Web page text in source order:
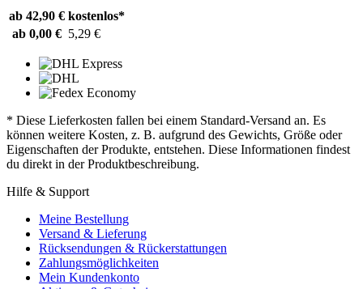
ab 42,90 € kostenlos*
ab 0,00 € 5,29 €
* Diese Lieferkosten fallen bei einem Standard-Versand an. Es
können weitere Kosten, z. B. aufgrund des Gewichts, Größe oder
Eigenschaften der Produkte, entstehen. Diese Informationen findest
du direkt in der Produktbeschreibung.
Hilfe & Support
Meine Bestellung
Versand & Lieferung
Rücksendungen & Rückerstattungen
Zahlungsmöglichkeiten
Mein Kundenkonto